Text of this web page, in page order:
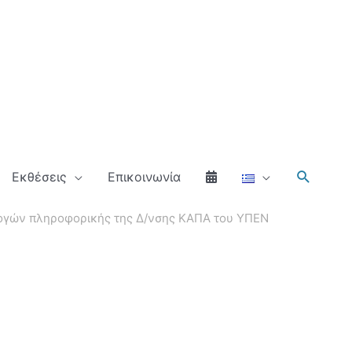
Εκθέσεις Επικοινωνία
πληροφορικής της Δ/νσης ΚΑΠΑ του ΥΠΕΝ